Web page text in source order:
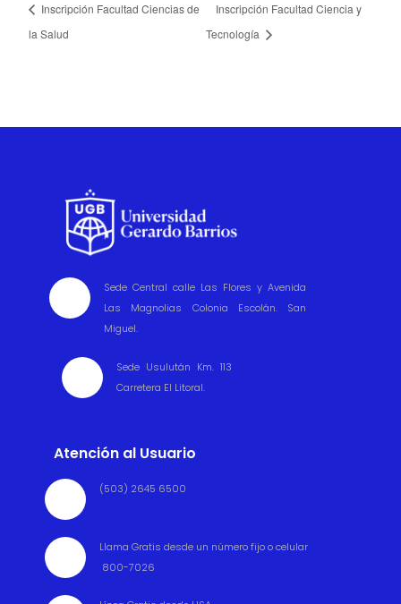
Inscripción Facultad Ciencias de
la Salud
Inscripción Facultad Ciencia y
Tecnología
Sede Central calle Las Flores y Avenida
Las Magnolias Colonia Escolán. San
Miguel.
Sede Usulután Km. 113
Carretera El Litoral.
Atención al Usuario
(503) 2645 6500
Llama Gratis desde un número fijo o celular
800-7026